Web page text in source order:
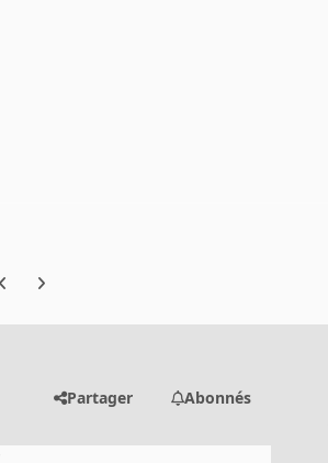
carousel slide
Next carousel slide
Partager Abonnés